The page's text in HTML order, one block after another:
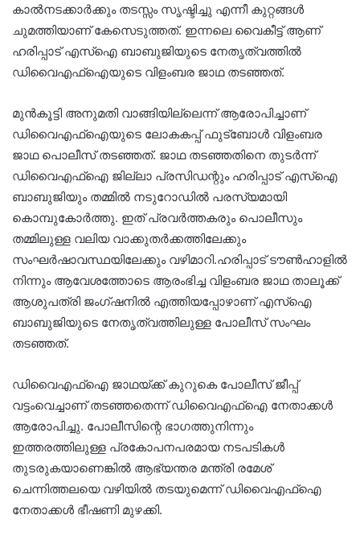
കാൽനടക്കാർക്കും തടസ്സം സൃഷ്ടിച്ചു എന്നീ കുറ്റങ്ങൾ
ചുമത്തിയാണ് കേസെടുത്തത്. ഇന്നലെ വൈകീട്ട് ആണ്
ഹരിപ്പാട് എസ്ഐ ബാബുജിയുടെ നേതൃത്വത്തിൽ
ഡിവൈഎഫ്ഐയുടെ വിളംബര ജാഥ തടഞ്ഞത്.
മുൻകൂട്ടി അനുമതി വാങ്ങിയില്ലെന്ന് ആരോപിച്ചാണ്
ഡിവൈഎഫ്ഐയുടെ ലോകകപ്പ് ഫുട്ബോൾ വിളംബര
ജാഥ പൊലീസ് തടഞ്ഞത്. ജാഥ തടഞ്ഞതിനെ തുടർന്ന്
ഡിവൈഎഫ്ഐ ജില്ലാ പ്രസിഡന്റും ഹരിപ്പാട് എസ്ഐ
ബാബുജിയും തമ്മിൽ നടുറോഡിൽ പരസ്യമായി
കൊമ്പുകോർത്തു. ഇത് പ്രവർത്തകരും പൊലീസും
തമ്മിലുള്ള വലിയ വാക്കുതർക്കത്തിലേക്കും
സംഘർഷാവസ്ഥയിലേക്കും വഴിമാറി.ഹരിപ്പാട് ടൗൺഹാളിൽ
നിന്നും ആവേശത്തോടെ ആരംഭിച്ച വിളംബര ജാഥ താലൂക്ക്
ആശുപത്രി ജംഗ്ഷനിൽ എത്തിയപ്പോഴാണ് എസ്ഐ
ബാബുജിയുടെ നേതൃത്വത്തിലുള്ള പോലീസ് സംഘം
തടഞ്ഞത്.
ഡിവൈഎഫ്ഐ ജാഥയ്ക്ക് കുറുകെ പോലീസ് ജീപ്പ്
വട്ടംവെച്ചാണ് തടഞ്ഞതെന്ന് ഡിവൈഎഫ്ഐ നേതാക്കൾ
ആരോപിച്ചു. പോലീസിന്റെ ഭാഗത്തുനിന്നും
ഇത്തരത്തിലുള്ള പ്രകോപനപരമായ നടപടികൾ
തുടരുകയാണെങ്കിൽ ആഭ്യന്തര മന്ത്രി രമേശ്
ചെന്നിത്തലയെ വഴിയിൽ തടയുമെന്ന് ഡിവൈഎഫ്ഐ
നേതാക്കൾ ഭീഷണി മുഴക്കി.